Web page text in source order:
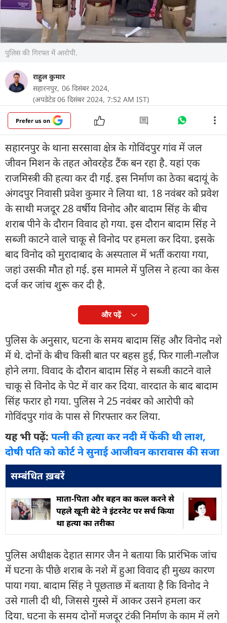
पुलिस की गिरफ्त में आरोपी.
राहुल कुमार
सहारनपुर, 06 दिसंबर 2024,
(अपडेटेड 06 दिसंबर 2024, 7:52 AM IST)
Prefer us on
सहारनपुर के थाना सरसावा क्षेत्र के गोविंदपुर गांव में जल
जीवन मिशन के तहत ओवरहेड टैंक बन रहा है. यहां एक
राजमिस्त्री की हत्या कर दी गई. इस निर्माण का ठेका बदायूं के
अंगदपुर निवासी प्रवेश कुमार ने लिया था. 18 नवंबर को प्रवेश
के साथी मजदूर 28 वर्षीय विनोद और बादाम सिंह के बीच
शराब पीने के दौरान विवाद हो गया. इस दौरान बादाम सिंह ने
सब्जी काटने वाले चाकू से विनोद पर हमला कर दिया. इसके
बाद विनोद को मुरादाबाद के अस्पताल में भर्ती कराया गया,
जहां उसकी मौत हो गई. इस मामले में पुलिस ने हत्या का केस
दर्ज कर जांच शुरू कर दी है.
और पढ़ें
पुलिस के अनुसार, घटना के समय बादाम सिंह और विनोद नशे
में थे. दोनों के बीच किसी बात पर बहस हुई, फिर गाली-गलौज
होने लगा. विवाद के दौरान बादाम सिंह ने सब्जी काटने वाले
चाकू से विनोद के पेट में वार कर दिया. वारदात के बाद बादाम
सिंह फरार हो गया. पुलिस ने 25 नवंबर को आरोपी को
गोविंदपुर गांव के पास से गिरफ्तार कर लिया.
यह भी पढ़ें: पत्नी की हत्या कर नदी में फेंकी थी लाश,
दोषी पति को कोर्ट ने सुनाई आजीवन कारावास की सजा
सम्बंधित ख़बरें
माता-पिता और बहन का कत्ल करने से
पहले खूनी बेटे ने इंटरनेट पर सर्च किया
था हत्या का तरीका
पुलिस अधीक्षक देहात सागर जैन ने बताया कि प्रारंभिक जांच
में घटना के पीछे शराब के नशे में हुआ विवाद ही मुख्य कारण
पाया गया. बादाम सिंह ने पूछताछ में बताया है कि विनोद ने
उसे गाली दी थी, जिससे गुस्से में आकर उसने हमला कर
दिया. घटना के समय दोनों मजदूर टंकी निर्माण के काम में लगे